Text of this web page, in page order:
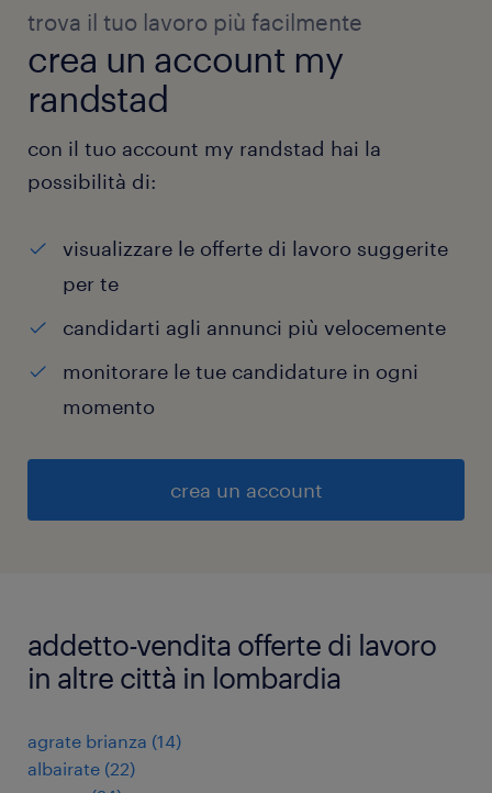
trova il tuo lavoro più facilmente
crea un account my
randstad
con il tuo account my randstad hai la
possibilità di:
visualizzare le offerte di lavoro suggerite
per te
candidarti agli annunci più velocemente
monitorare le tue candidature in ogni
momento
crea un account
addetto-vendita offerte di lavoro
in altre città in lombardia
agrate brianza (14)
albairate (22)